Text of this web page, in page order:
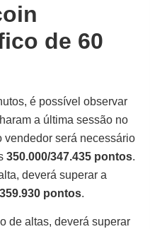
de 60
é possível observar
a última sessão no
vendedor será necessário
350.000/347.435 pontos.
deverá superar a
pontos.
de altas, deverá superar